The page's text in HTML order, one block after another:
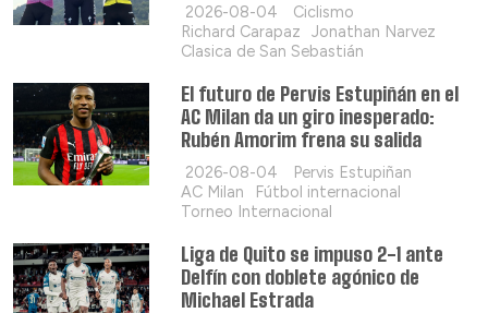
2026-08-04
Ciclismo
Richard Carapaz
Jonathan Narvez
Clasica de San Sebastián
El futuro de Pervis Estupiñán en el
AC Milan da un giro inesperado:
Rubén Amorim frena su salida
2026-08-04
Pervis Estupiñan
AC Milan
Fútbol internacional
Torneo Internacional
Liga de Quito se impuso 2-1 ante
Delfín con doblete agónico de
Michael Estrada